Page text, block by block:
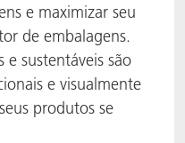
e maximizar seu
de embalagens.
e sustentáveis são
e visualmente
produtos se